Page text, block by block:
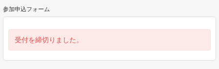
参加申込フォーム
受付を締切りました。